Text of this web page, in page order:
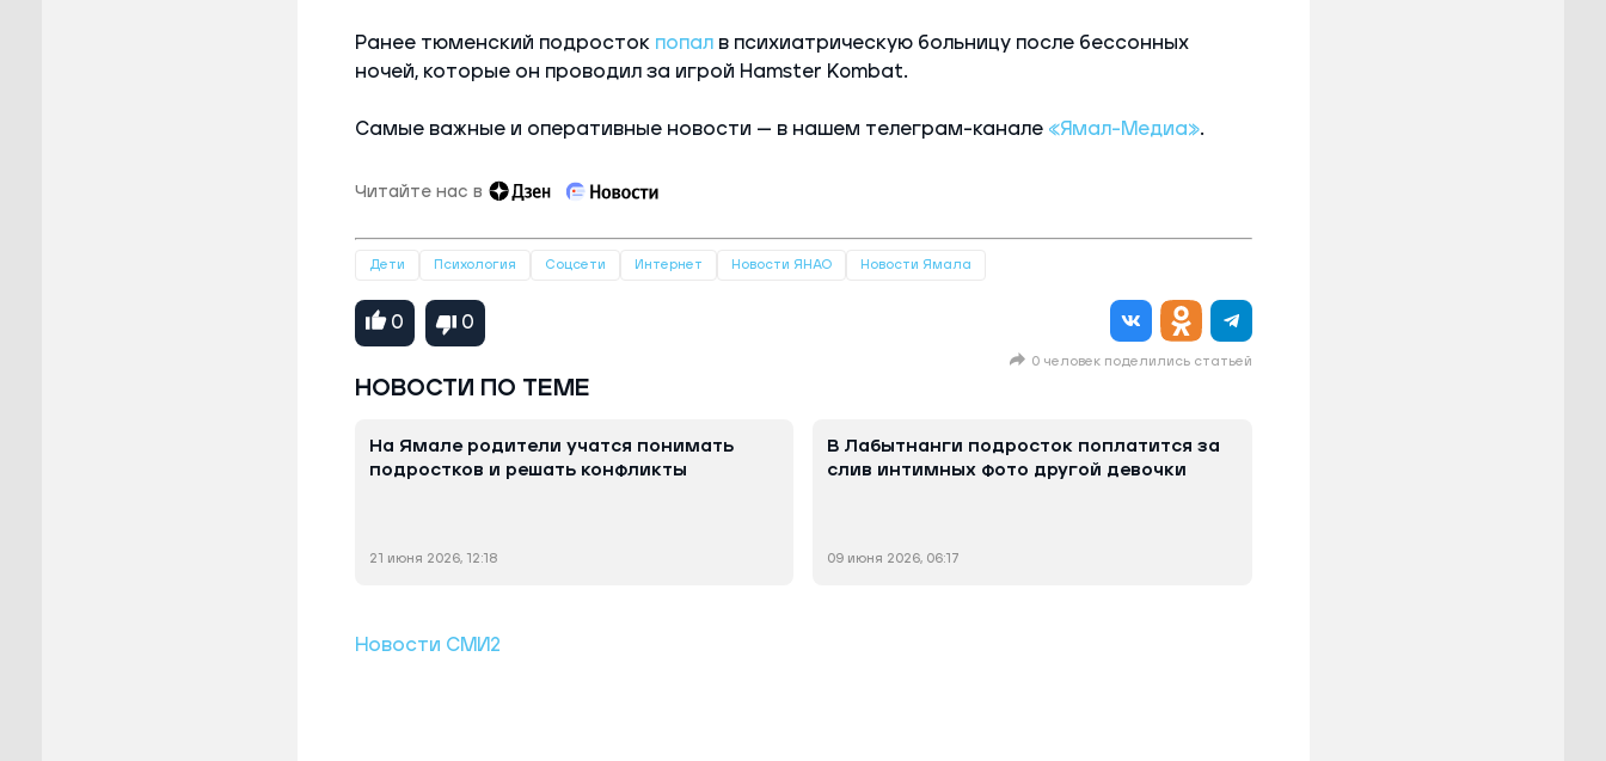
Ранее тюменский подросток попалв психиатрическую больницу после бессонных
ночей, которые он проводил за игрой Hamster Kombat.
Самые важные и оперативные новости — в нашем телеграм-канале «Ямал-Медиа».
Читайте нас в
Дети Психология Соцсети Интернет Новости ЯНАО Новости Ямала
0 0
0 человек поделились статьей
НОВОСТИ ПО ТЕМЕ
На Ямале родители учатся понимать
подростков и решать конфликты
21 июня 2026, 12:18
В Лабытнанги подросток поплатится за
слив интимных фото другой девочки
09 июня 2026, 06:17
Новости СМИ2